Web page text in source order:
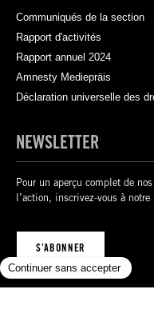
Communiqués de la section
Rapport d'activités
Rapport annuel 2024
Amnesty Mediepräis
Déclaration universelle des
NEWSLETTER
Pour un aperçu complet de
l’action, inscrivez-vous à
S’ABONNER